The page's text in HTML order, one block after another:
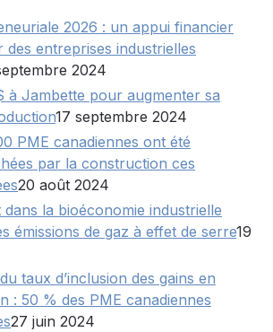
2026 : un appui financier
entreprises industrielles
2024
à Jambette pour augmenter sa
17 septembre 2024
PME canadiennes ont été
par la construction ces
20 août 2024
dans la bioéconomie industrielle
émissions de gaz à effet de serre19
taux d’inclusion des gains en
: 50 % des PME canadiennes
27 juin 2024